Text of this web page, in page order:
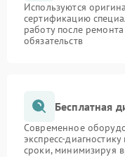
Используются
сертификацию
работу после
обязательств
Бесплатная
Современное
экспресс-
сроки, минимизируя